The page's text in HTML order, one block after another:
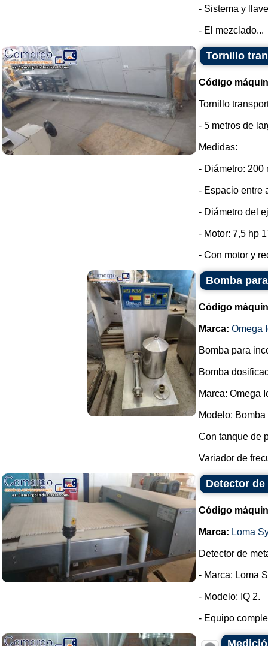
- Sistema y
- El mezclado...
Tornillo
Código
Tornillo
- 5 metros de
Medidas:
- Diámetro: 200
- Espacio entre
- Diámetro del
- Motor: 7,5 hp
- Con motor y
Bomba
Código
Marca: Omega
Bomba para
Bomba
Marca: Omega
Modelo:
Con tanque de
Variador de
Detector
Código
Marca: Loma
Detector de
- Marca: Loma
- Modelo: IQ 2.
- Equipo